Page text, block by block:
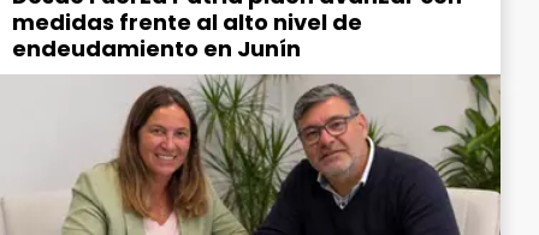
medidas frente al alto nivel de
endeudamiento en Junín